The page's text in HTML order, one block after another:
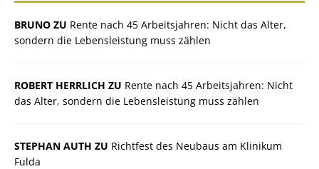
BRUNO ZU Rente nach 45 Arbeitsjahren: Nicht das Alter,
sondern die Lebensleistung muss zählen
ROBERT HERRLICH ZU Rente nach 45 Arbeitsjahren: Nicht
das Alter, sondern die Lebensleistung muss zählen
STEPHAN AUTH ZU Richtfest des Neubaus am Klinikum
Fulda